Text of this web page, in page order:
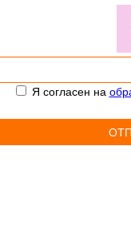
Я согласен на